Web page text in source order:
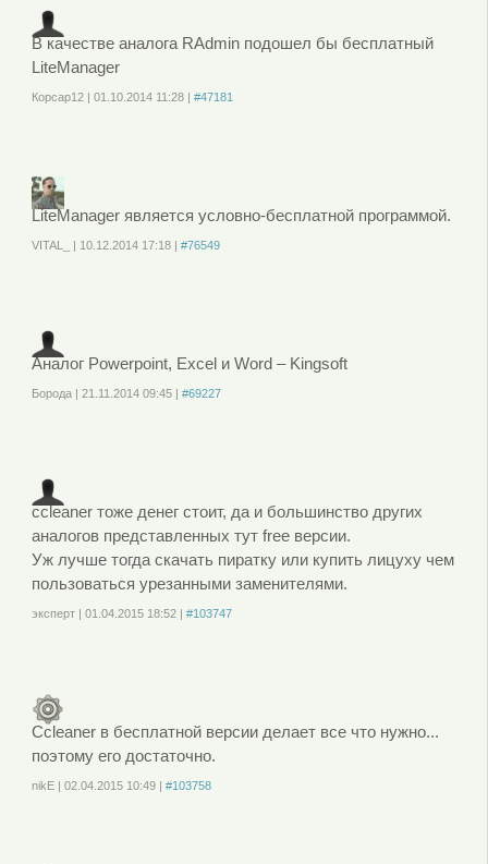
В качестве аналога RAdmin подошел бы бесплатный
LiteManager
Корсар12 |01.10.2014 11:28 |#47181
LiteManager является условно-бесплатной программой.
VITAL_ | 10.12.2014 17:18 |#76549
Аналог Powerpoint, Excel и Word – Kingsoft
Борода |21.11.2014 09:45 |#69227
ccleaner тоже денег стоит, да и большинство других
аналогов представленных тут free версии.
Уж лучше тогда скачать пиратку или купить лицуху чем
пользоваться урезанными заменителями.
эксперт |01.04.2015 18:52 |#103747
Ccleaner в бесплатной версии делает все что нужно...
поэтому его достаточно.
nikE |02.04.2015 10:49 |#103758